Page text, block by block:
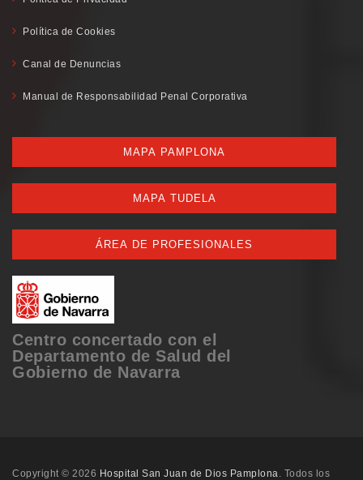
Política de Cookies
Canal de Denuncias
Manual de Responsabilidad Penal Corporativa
MAPA PAMPLONA
MAPA TUDELA
ÁREA DE PROFESIONALES
Centro concertado con el
Departamento de Salud del
Gobierno de Navarra
Copyright © 2026 Hospital San Juan de Dios Pamplona. Todos los